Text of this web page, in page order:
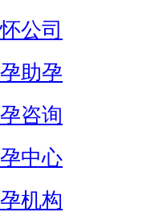
公司
助孕
咨询
中心
机构